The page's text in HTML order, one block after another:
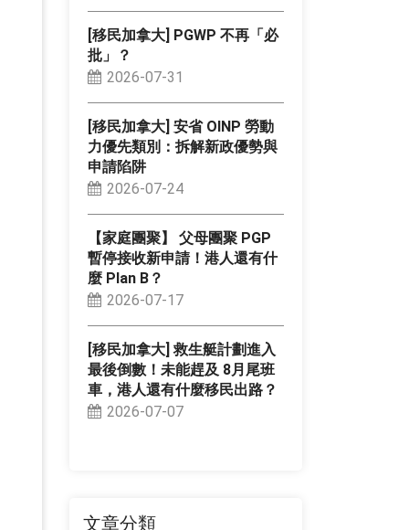
[移民加拿大] PGWP 不再「必
批」？
2026-07-31
[移民加拿大] 安省 OINP 勞動
力優先類別：拆解新政優勢與
申請陷阱
2026-07-24
【家庭團聚】 父母團聚 PGP
暫停接收新申請！港人還有什
麼 Plan B？
2026-07-17
[移民加拿大] 救生艇計劃進入
最後倒數！未能趕及 8月尾班
車，港人還有什麼移民出路？
2026-07-07
文章分類